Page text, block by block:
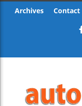
Archives Contact